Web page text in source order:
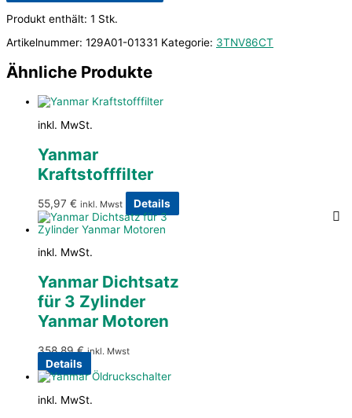
Produkt enthält: 1 Stk.
Artikelnummer: 129A01-01331 Kategorie: 3TNV86CT
Ähnliche Produkte
inkl. MwSt.
Yanmar
Kraftstofffilter
55,97 € inkl. Mwst Details
inkl. MwSt.
Yanmar Dichtsatz
für 3 Zylinder
Yanmar Motoren
358,89€ inkl. Mwst
Details
inkl. MwSt.